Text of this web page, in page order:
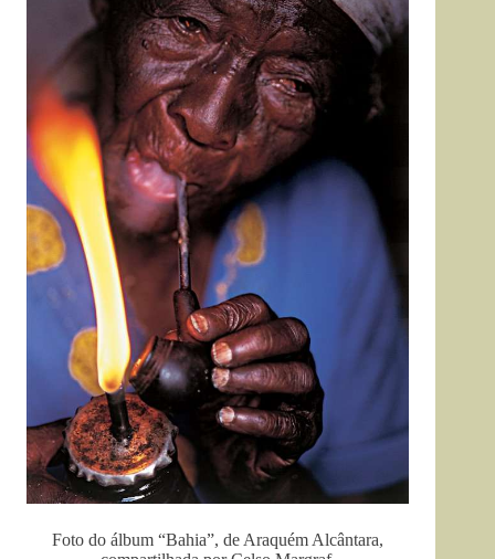
Foto do álbum “Bahia”, de Araquém Alcântara,